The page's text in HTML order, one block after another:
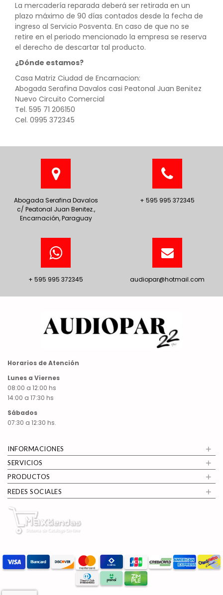
La mercadería reparada deberá ser retirada en un
plazo máximo de 90 días contados desde la fecha de
ingreso al Servicio Posventa. En caso de que no se
retire en el periodo mencionado la empresa se reserva
el derecho de descartar tal producto.
¿Dónde estamos?
Casa Matriz Ciudad de Encarnacion:
Abogada Serafina Davalos casi Peatonal Juan Benitez
Nuevo Circuito Comercial
Tel. 595 71 206150
Cel. 0995 372345
Abogada Serafina Davalos
c/ Peatonal Juan Benitez.,
Encarnación, Paraguay
+ 595 995 372345
+ 595 995 372345 audiopar@hotmail.com
Horarios de Atención
Lunes a Viernes
08:00 a 12:00 hs
14:00 a 17:30 hs
Sábados
07:30 a 12:30 hs.
INFORMACIONES +
SERVICIOS +
PRODUCTOS +
REDES SOCIALES +